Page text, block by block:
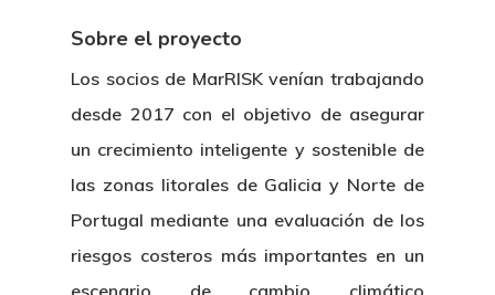
Sobre el proyecto
Los socios de MarRISK venían trabajando
desde 2017 con el objetivo de asegurar
un crecimiento inteligente y sostenible de
las zonas litorales de Galicia y Norte de
Portugal mediante una evaluación de los
riesgos costeros más importantes en un
escenario de cambio climático